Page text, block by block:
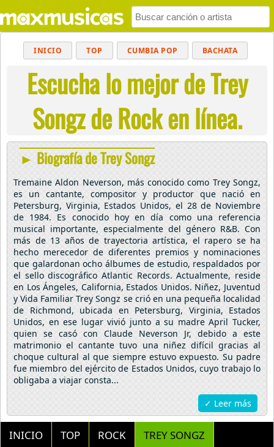
INICIO TOP CUMBIA POP BACHATA
MUSICA CRISTIANA REGGAETON
BALADAS ALTERNATIVO ELECTRÓNICA
CUMBIAS
Escucha lo mejor de Trey
Songz de Rock en línea.
► Biografía de Trey Songz
Tremaine Aldon Neverson, más conocido como Trey Songz,
es un cantante, compositor y productor que nació en
Petersburg, Virginia, Estados Unidos, el 28 de Noviembre
de 1984. Es conocido hoy en día como una referencia
musical importante, especialmente del género R&B. Con
más de 13 años de trayectoria artística, el rapero se ha
hecho merecedor de diferentes premios y nominaciones
que galardonan ocho álbumes de estudio, respaldados por
el sello discográfico Atlantic Records. Actualmente, reside
en Los Ángeles, California, Estados Unidos. Niñez, Juventud
y Vida Familiar Trey Songz se crió en una pequeña localidad
de Richmond, ubicada en Petersburg, Virginia, Estados
Unidos, en ese lugar vivió junto a su madre April Tucker,
quien se casó con Claude Neverson Jr, debido a este
matrimonio el cantante tuvo una niñez difícil gracias al
choque cultural al que siempre estuvo expuesto. Su padre
fue miembro del ejército de Estados Unidos, cuyo trabajo lo
obligaba a viajar consta...
✓ Leer más
INICIO TOP ROCK TREY SONGZ